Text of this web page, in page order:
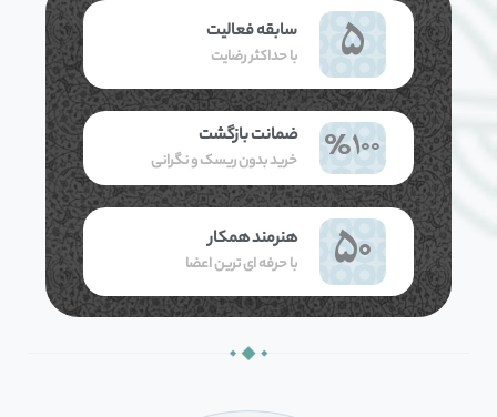
5 سابقه فعالیت
با حداکثر رضایت
100
% ضمانت بازگشت
خرید بدون ریسک و نگرانی
50 هنرمند همکار
با حرفه ای ترین اعضا